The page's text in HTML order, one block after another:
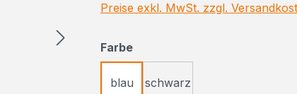
Preise exkl. MwSt. zzgl.
Farbeauswählen
blau schwarz